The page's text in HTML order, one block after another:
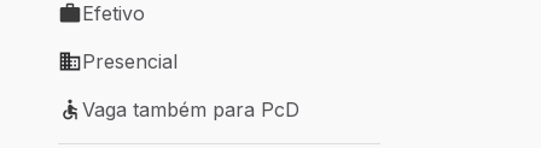
Tipo de vaga: Efetivo
Efetivo
Modelo de trabalho: Presencial
Presencial
Vaga também para PcD
Vaga também para PcD